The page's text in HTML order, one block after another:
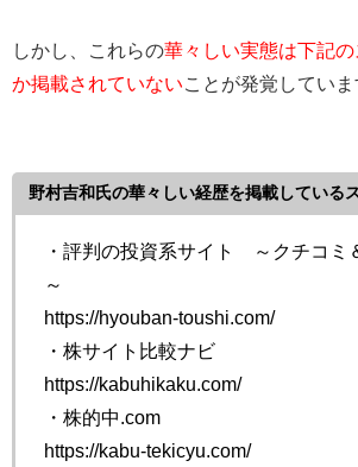
しかし、これらの華々しい実態は下記
か掲載されていない ことが発覚していま
野村吉和氏の華々しい経歴を掲載している
・評判の投資系サイト ～クチコミ
～
https://hyouban-toushi.com/
・株サイト比較ナビ
https://kabuhikaku.com/
・株的中.com
https://kabu-tekicyu.com/